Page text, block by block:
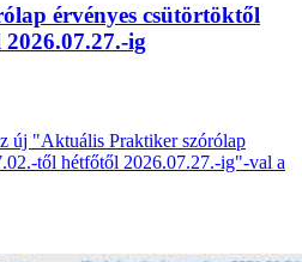
érvényes csütörtöktől
ig
új "Aktuális Praktiker szórólap
től hétfőtől 2026.07.27.-ig"-val a